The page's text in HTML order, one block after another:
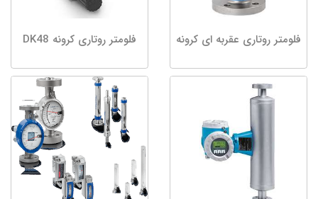
فلومتر روتاری عقربه ای کرونه فلومتر روتاری کرونه DK48